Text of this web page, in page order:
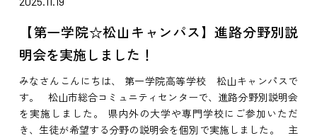
【第一学院☆松山キャンパス】進路分野別説
明会を実施しました！
みなさんこんにちは、 第一学院高等学校 松山キャンパスで
す。 松山市総合コミュニティセンターで、進路分野別説明会
を実施しました。 県内外の大学や専門学校にご参加いただ
き、生徒が希望する分野の説明会を個別で実施しました。 主